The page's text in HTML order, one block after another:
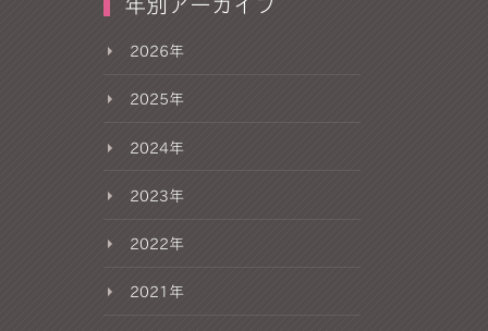
2026年
2025年
2024年
2023年
2022年
2021年